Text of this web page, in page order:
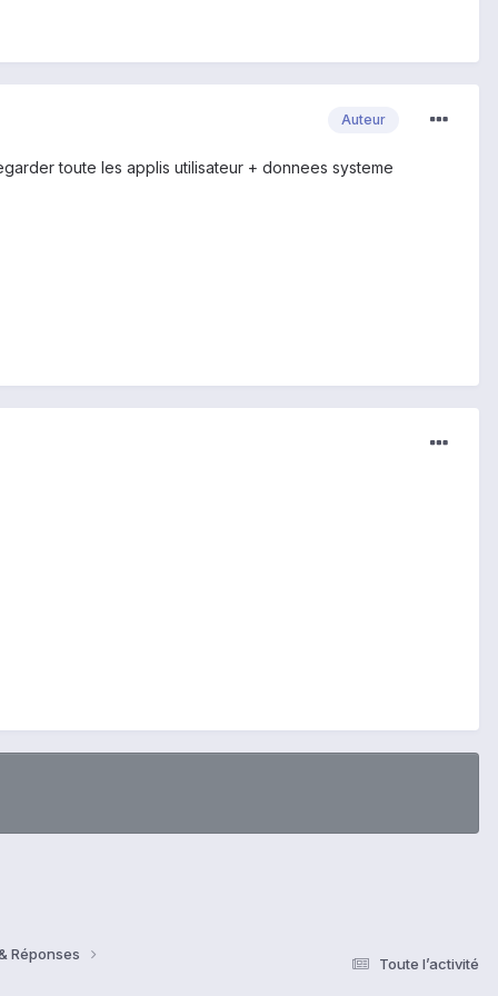
Auteur
toute les applis utilisateur + donnees systeme
Toute l’activité
Réponses